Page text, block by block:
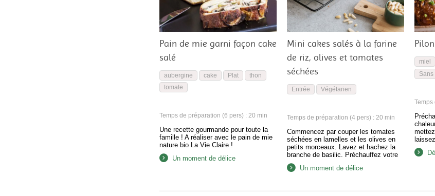
Pain de mie garni façon cake
salé
aubergine cake Plat
thon
tomate
Temps de préparation (6 pers) : 20 min
Une recette gourmande pour toute la
famille ! A réaliser avec le pain de mie
nature bio La Vie Claire !
Un moment de délice
Mini cakes salés à la farine
de riz, olives et tomates
séchées
Entrée Végétarien
Temps de préparation (4 pers) : 20 min
Commencez par couper les tomates
séchées en lamelles et les olives en
petits morceaux. Lavez et hachez la
branche de basilic. Préchauffez votre
four à 180°C sur chaleur tournante.
Dans un grand saladier ou bol,
Un moment de délice
miel
Sans
Temps